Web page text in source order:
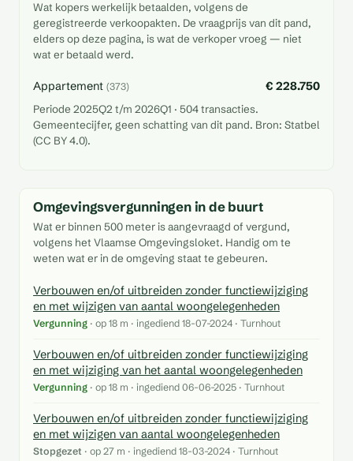
Wat kopers werkelijk betaalden, volgens de
geregistreerde verkoopakten. De vraagprijs van dit pand,
elders op deze pagina, is wat de verkoper vroeg — niet
wat er betaald werd.
Appartement (373) € 228.750
Periode 2025Q2 t/m 2026Q1 · 504 transacties.
Gemeentecijfer, geen schatting van dit pand. Bron: Statbel
(CC BY 4.0).
Omgevingsvergunningen in de buurt
Wat er binnen 500 meter is aangevraagd of vergund,
volgens het Vlaamse Omgevingsloket. Handig om te
weten wat er in de omgeving staat te gebeuren.
Verbouwen en/of uitbreiden zonder functiewijziging
en met wijzigen van aantal woongelegenheden
Vergunning · op 18 m · ingediend 18-07-2024 · Turnhout
Verbouwen en/of uitbreiden zonder functiewijziging
en met wijziging van het aantal woongelegenheden
Vergunning · op 18 m · ingediend 06-06-2025 · Turnhout
Verbouwen en/of uitbreiden zonder functiewijziging
en met wijzigen van aantal woongelegenheden
Stopgezet · op 27 m · ingediend 18-03-2024 · Turnhout